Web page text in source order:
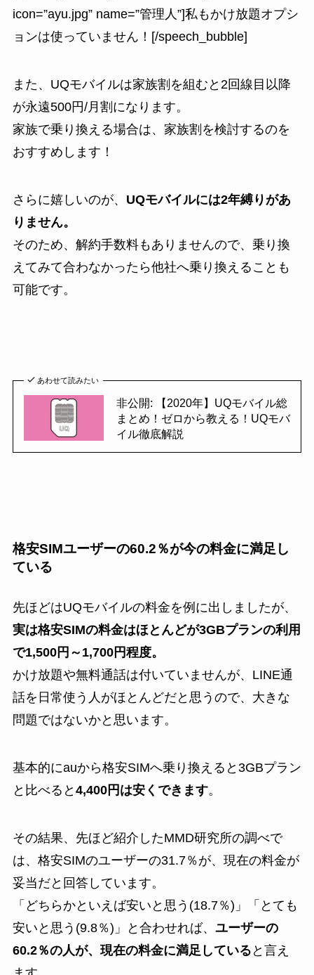
icon=”ayu.jpg” name=”管理人”]私もかけ放題オプシ
ョンは使っていません！[/speech_bubble]
また、UQモバイルは家族割を組むと2回線目以降
が永遠500円/月割になります。
家族で乗り換える場合は、家族割を検討するのを
おすすめします！
さらに嬉しいのが、 UQモバイルには2年縛りがあ
りません。
そのため、解約手数料もありませんので、乗り換
えてみて合わなかったら他社へ乗り換えることも
可能です。
あわせて読みたい
非公開: 【2020年】UQモバイル総
まとめ！ゼロから教える！UQモバ
イル徹底解説
格安SIMユーザーの60.2％が今の料金に満足し
ている
先ほどはUQモバイルの料金を例に出しましたが、
実は格安SIMの料金はほとんどが3GBプランの利用
で1,500円～1,700円程度。
かけ放題や無料通話は付いていませんが、LINE通
話を日常使う人がほとんどだと思うので、大きな
問題ではないかと思います。
基本的にauから格安SIMへ乗り換えると3GBプラン
と比べると 4,400円は安くできます。
その結果、先ほど紹介したMMD研究所の調べで
は、格安SIMのユーザーの31.7％が、現在の料金が
妥当だと回答しています。
「どちらかといえば安いと思う(18.7％)」「とても
安いと思う(9.8％)」と合わせれば、 ユーザーの
60.2％の人が、現在の料金に満足している と言え